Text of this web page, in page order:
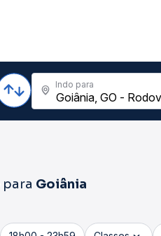
Indo para
para Goiânia